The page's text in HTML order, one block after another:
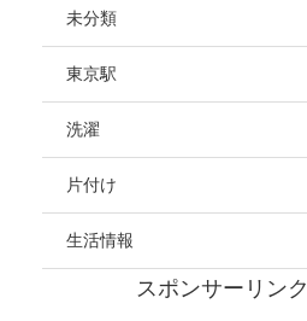
未分類
東京駅
洗濯
片付け
生活情報
スポンサーリンク